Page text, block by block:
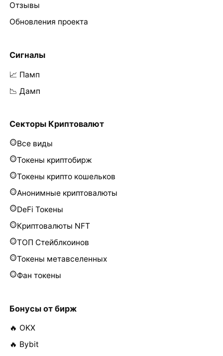
Отзывы
Обновления проекта
Сигналы
📈 Памп
📉 Дамп
Секторы Криптовалют
Все виды
Токены криптобирж
Токены крипто кошельков
Анонимные криптовалюты
DeFi Токены
Криптовалюты NFT
ТОП Стейблкоинов
Токены метавселенных
Фан токены
Бонусы от бирж
🔥 OKX
🔥 Bybit